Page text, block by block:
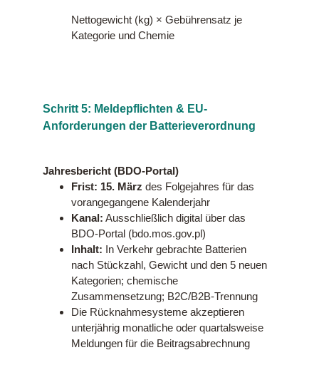
Nettogewicht (kg) × Gebührensatz je
Kategorie und Chemie
Schritt 5: Meldepflichten & EU-
Anforderungen der Batterieverordnung
Jahresbericht (BDO-Portal)
Frist: 15. März des Folgejahres für das
vorangegangene Kalenderjahr
Kanal: Ausschließlich digital über das
BDO-Portal (bdo.mos.gov.pl)
Inhalt: In Verkehr gebrachte Batterien
nach Stückzahl, Gewicht und den 5 neuen
Kategorien; chemische
Zusammensetzung; B2C/B2B-Trennung
Die Rücknahmesysteme akzeptieren
unterjährig monatliche oder quartalsweise
Meldungen für die Beitragsabrechnung